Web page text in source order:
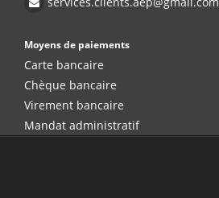
Moyens de paiements
Carte bancaire
Chèque bancaire
Virement bancaire
Mandat administratif